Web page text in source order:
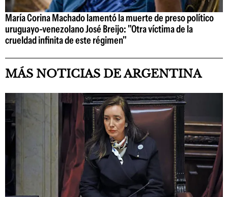
María Corina Machado lamentó la muerte de preso político
uruguayo-venezolano José Breijo: "Otra víctima de la
crueldad infinita de este régimen"
MÁS NOTICIAS DE ARGENTINA